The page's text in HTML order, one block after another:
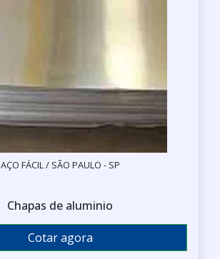
AÇO FÁCIL / SÃO PAULO - SP
Chapas de aluminio
Cotar agora